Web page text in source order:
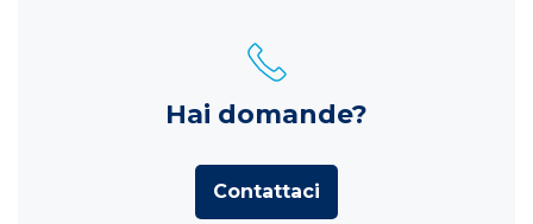
Hai domande?
Contattaci